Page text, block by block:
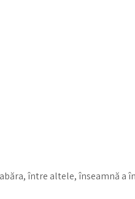
între altele, înseamnă a